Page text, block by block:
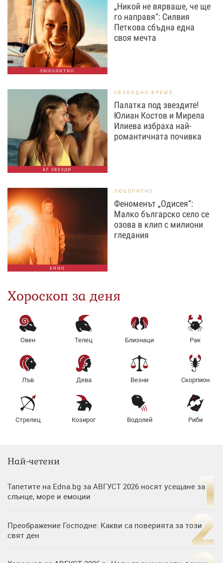
ЛЮБОПИТНО
„Никой не вярваше, че ще
го направя“: Силвия
Петкова сбъдна една
своя мечта
БГ ЗВЕЗДИ
СВОБОДНО ВРЕМЕ
Палатка под звездите!
Юлиан Костов и Мирела
Илиева избраха най-
романтичната почивка
КИНО
ЛЮБОПИТНО
Феноменът „Одисея“:
Малко българско село се
озова в клип с милиони
гледания
Хороскоп за деня
Овен Телец Близнаци Рак
Лъв Дева Везни Скорпион
Стрелец Козирог Водолей Риби
Най-четени
Тапетите на Edna.bg за АВГУСТ 2026 носят усещане за
слънце, море и емоции
Преображение Господне: Какви са поверията за този
свят ден